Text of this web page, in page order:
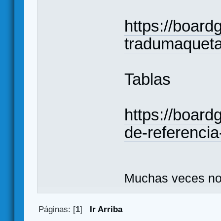
https://
Tablas
https://
de-
Muchas veces
Páginas: [1] Ir Arriba